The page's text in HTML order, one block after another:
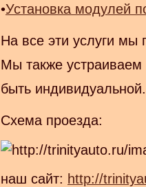
•Установка модулей
На все эти услуги мы
Мы также устраиваем
быть индивидуальной.
Схема проезда:
наш сайт: http://